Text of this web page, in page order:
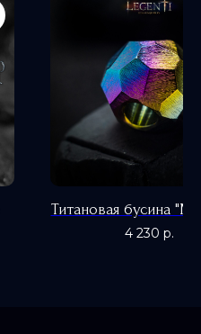
Титановая бусина
4 230 р.